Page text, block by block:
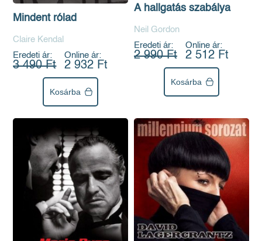
Mindent rólad
Claire Kendal
Eredeti ár:
3 490 Ft
Online ár:
2 932 Ft
Kosárba
A hallgatás szabálya
Neil Gordon
Eredeti ár:
2 990 Ft
Online ár:
2 512 Ft
Kosárba